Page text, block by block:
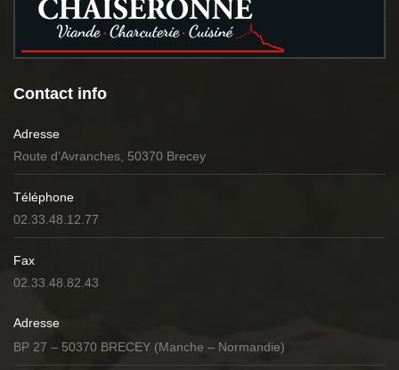
Contact info
Adresse
Route d’Avranches, 50370 Brecey
Téléphone
02.33.48.12.77
Fax
02.33.48.82.43
Adresse
BP 27 – 50370 BRECEY (Manche – Normandie)